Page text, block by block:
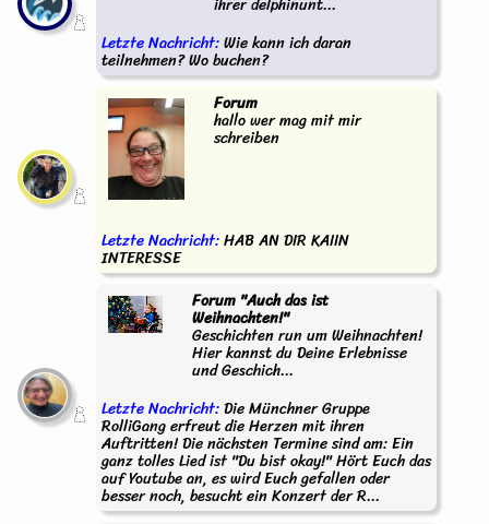
Letzte Nachricht:Wie kann ich daran
teilnehmen? Wo buchen?
Forum
hallo wer mag mit mir
schreiben
Letzte Nachricht:HAB AN DIR KAIIN
INTERESSE
Forum "Auch das ist
Weihnachten!"
Geschichten run um Weihnachten!
Hier kannst du Deine Erlebnisse
und Geschich...
Letzte Nachricht:Die Münchner Gruppe
RolliGang erfreut die Herzen mit ihren
Auftritten! Die nächsten Termine sind am: Ein
ganz tolles Lied ist "Du bist okay!" Hört Euch das
auf Youtube an, es wird Euch gefallen oder
besser noch, besucht ein Konzert der R...